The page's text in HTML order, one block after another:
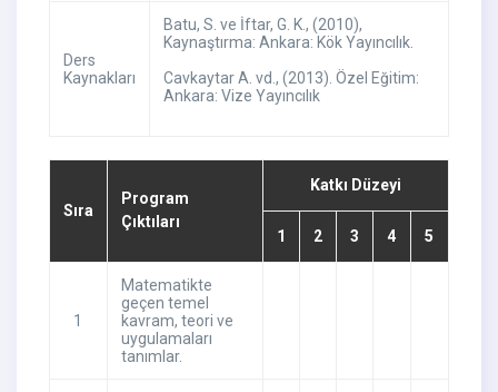
Ders
Kaynakları
Batu, S. ve İftar, G. K., (2010),
Kaynaştırma: Ankara: Kök Yayıncılık.
Cavkaytar A. vd., (2013). Özel Eğitim:
Ankara: Vize Yayıncılık
Sıra
Program
Çıktıları
Katkı Düzeyi
1 2 3 4 5
1
Matematikte
geçen temel
kavram, teori ve
uygulamaları
tanımlar.